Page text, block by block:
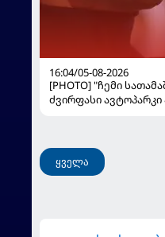
16:04/05-08-2026
[PHOTO] "ჩემი
ძვირფასი ავტოპარკი
ყველა